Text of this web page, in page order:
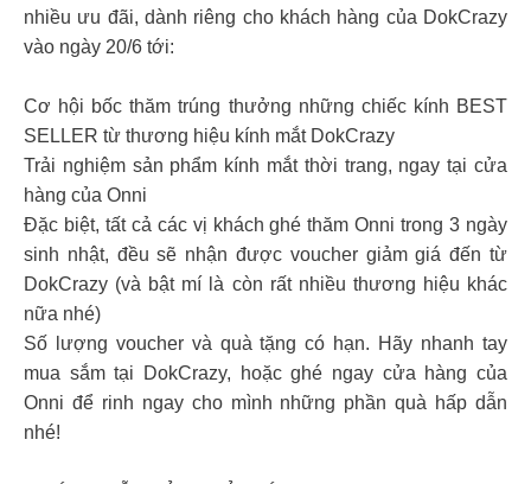
nhiều ưu đãi, dành riêng cho khách hàng của DokCrazy
vào ngày 20/6 tới:
Cơ hội bốc thăm trúng thưởng những chiếc kính BEST
SELLER từ thương hiệu kính mắt DokCrazy
Trải nghiệm sản phẩm kính mắt thời trang, ngay tại cửa
hàng của Onni
Đặc biệt, tất cả các vị khách ghé thăm Onni trong 3 ngày
sinh nhật, đều sẽ nhận được voucher giảm giá đến từ
DokCrazy (và bật mí là còn rất nhiều thương hiệu khác
nữa nhé)
Số lượng voucher và quà tặng có hạn. Hãy nhanh tay
mua sắm tại DokCrazy, hoặc ghé ngay cửa hàng của
Onni để rinh ngay cho mình những phần quà hấp dẫn
nhé!